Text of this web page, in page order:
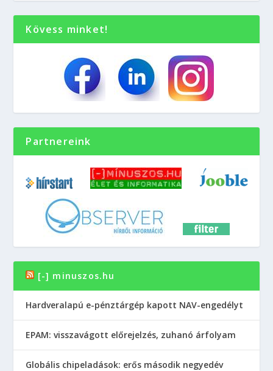
Kövess minket!
Partnereink
[-] minuszos.hu
Hardveralapú e-pénztárgép kapott NAV-engedélyt
EPAM: visszavágott előrejelzés, zuhanó árfolyam
Globális chipeladások: erős második negyedév